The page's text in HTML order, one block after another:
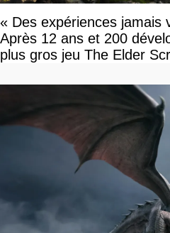
« Des expériences jamais
Après 12 ans et 200
plus gros jeu The Elder